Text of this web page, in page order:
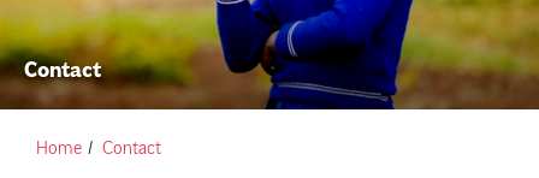
help mee
over amref health africa
Contact
Home Contact